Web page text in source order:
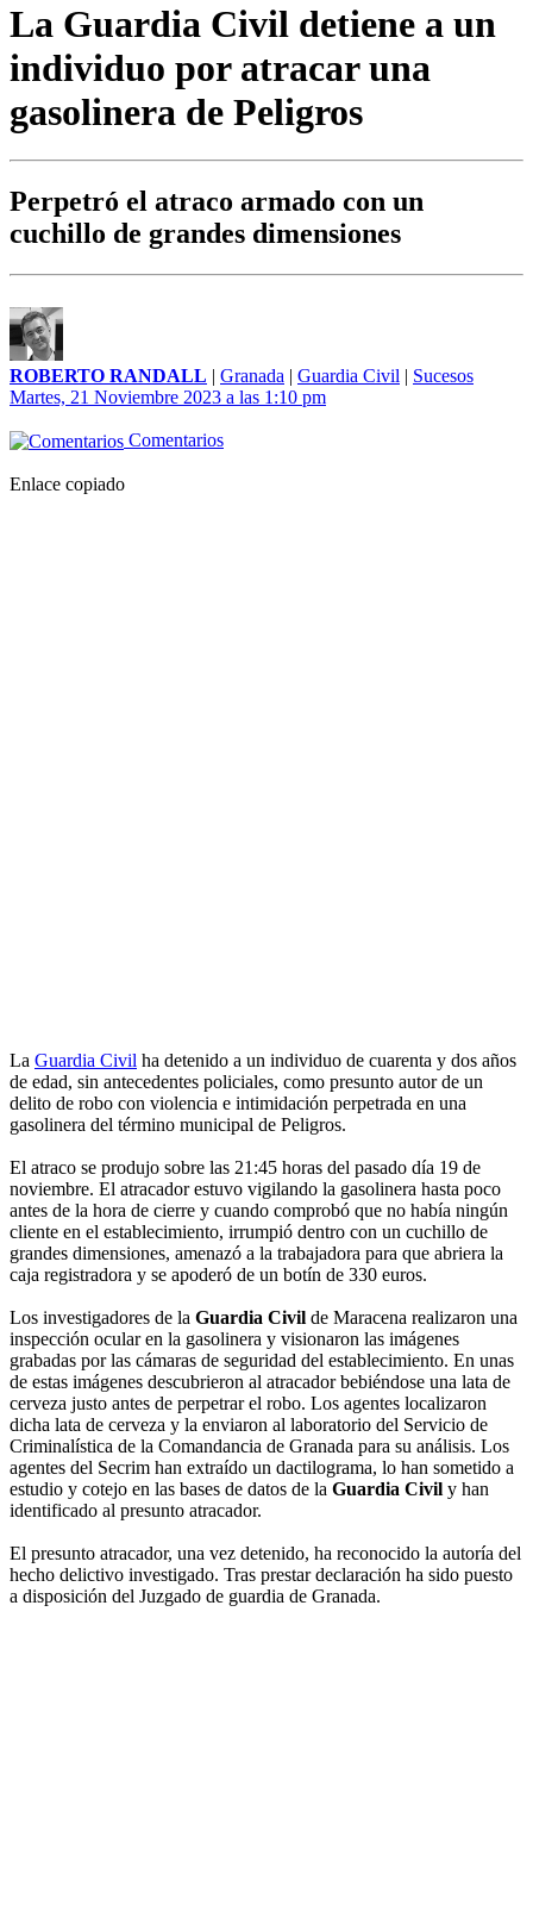
La Guardia Civil detiene a un
individuo por atracar una
gasolinera de Peligros
Perpetró el atraco armado con un
cuchillo de grandes dimensiones
ROBERTO RANDALL | Granada | Guardia Civil | Sucesos
Martes, 21 Noviembre 2023 a las 1:10 pm
Comentarios
Enlace copiado
La Guardia Civil ha detenido a un individuo de cuarenta y dos años
de edad, sin antecedentes policiales, como presunto autor de un
delito de robo con violencia e intimidación perpetrada en una
gasolinera del término municipal de Peligros.
El atraco se produjo sobre las 21:45 horas del pasado día 19 de
noviembre. El atracador estuvo vigilando la gasolinera hasta poco
antes de la hora de cierre y cuando comprobó que no había ningún
cliente en el establecimiento, irrumpió dentro con un cuchillo de
grandes dimensiones, amenazó a la trabajadora para que abriera la
caja registradora y se apoderó de un botín de 330 euros.
Los investigadores de la Guardia Civil de Maracena realizaron una
inspección ocular en la gasolinera y visionaron las imágenes
grabadas por las cámaras de seguridad del establecimiento. En unas
de estas imágenes descubrieron al atracador bebiéndose una lata de
cerveza justo antes de perpetrar el robo. Los agentes localizaron
dicha lata de cerveza y la enviaron al laboratorio del Servicio de
Criminalística de la Comandancia de Granada para su análisis. Los
agentes del Secrim han extraído un dactilograma, lo han sometido a
estudio y cotejo en las bases de datos de la Guardia Civil y han
identificado al presunto atracador.
El presunto atracador, una vez detenido, ha reconocido la autoría del
hecho delictivo investigado. Tras prestar declaración ha sido puesto
a disposición del Juzgado de guardia de Granada.